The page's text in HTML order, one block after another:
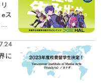
ス
に